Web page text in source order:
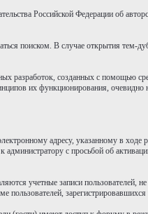
Российской Федерации об
поиском. В случае открытия тем-
разработок, созданных с помощью
их функционирования, очевидно
адресу, указанному в ходе
с просьбой об
учетные записи пользователей,
пользователей,